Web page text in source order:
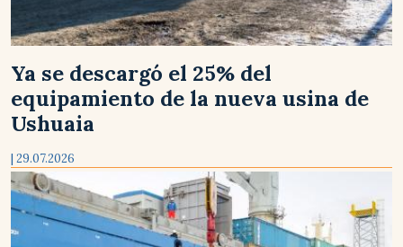
Ya se descargó el 25% del
equipamiento de la nueva usina de
Ushuaia
| 29.07.2026